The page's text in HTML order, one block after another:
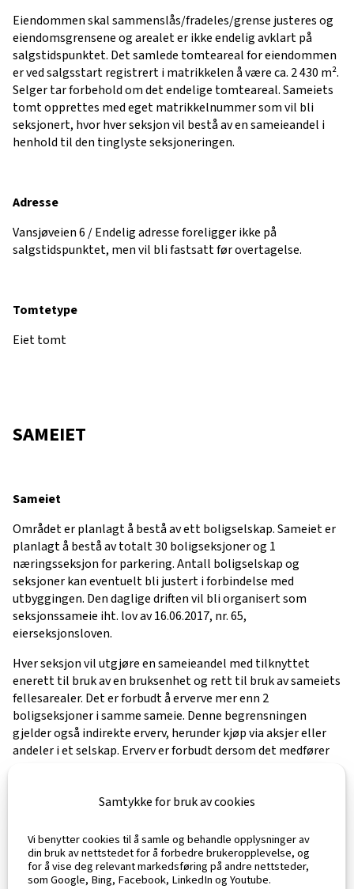
Eiendommen skal sammenslås/fradeles/grense justeres og
eiendomsgrensene og arealet er ikke endelig avklart på
salgstidspunktet. Det samlede tomteareal for eiendommen
er ved salgsstart registrert i matrikkelen å være ca. 2 430 m².
Selger tar forbehold om det endelige tomteareal. Sameiets
tomt opprettes med eget matrikkelnummer som vil bli
seksjonert, hvor hver seksjon vil bestå av en sameieandel i
henhold til den tinglyste seksjoneringen.
Adresse
Vansjøveien 6 / Endelig adresse foreligger ikke på
salgstidspunktet, men vil bli fastsatt før overtagelse.
Tomtetype
Eiet tomt
SAMEIET
Sameiet
Området er planlagt å bestå av ett boligselskap. Sameiet er
planlagt å bestå av totalt 30 boligseksjoner og 1
næringsseksjon for parkering. Antall boligselskap og
seksjoner kan eventuelt bli justert i forbindelse med
utbyggingen. Den daglige driften vil bli organisert som
seksjonssameie iht. lov av 16.06.2017, nr. 65,
eierseksjonsloven.
Hver seksjon vil utgjøre en sameieandel med tilknyttet
enerett til bruk av en bruksenhet og rett til bruk av sameiets
fellesarealer. Det er forbudt å erverve mer enn 2
boligseksjoner i samme sameie. Denne begrensningen
gjelder også indirekte erverv, herunder kjøp via aksjer eller
andeler i et selskap. Erverv er forbudt dersom det medfører
blant annet styret i sameiet uten forutgående varsling,
Videre vil man ikke kunne stemme på årsmøtet, og man vil
ikke tas med i beregningsgrunnlaget for flertallsavgjørelser.
Sameiet er pliktig til å avholde årsmøter hvor regnskap og
Samtykke for bruk av cookies
Vi benytter cookies til å samle og behandle opplysninger av
din bruk av nettstedet for å forbedre brukeropplevelse, og
for å vise deg relevant markedsføring på andre nettsteder,
som Google, Bing, Facebook, LinkedIn og Youtube.